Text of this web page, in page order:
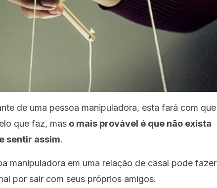
de uma pessoa manipuladora, esta fará com que
que faz, mas o mais provável é que não exista
sentir assim.
manipuladora em uma relação de casal pode fazer
por sair com seus próprios amigos.